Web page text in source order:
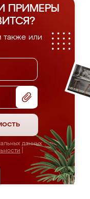
ПРИМЕРЫ
также или
данных